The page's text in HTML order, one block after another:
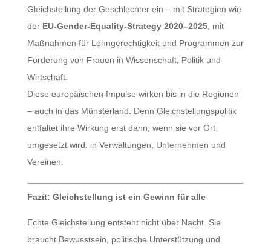
Gleichstellung der Geschlechter ein – mit Strategien wie
der EU-Gender-Equality-Strategy 2020–2025, mit
Maßnahmen für Lohngerechtigkeit und Programmen zur
Förderung von Frauen in Wissenschaft, Politik und
Wirtschaft.
Diese europäischen Impulse wirken bis in die Regionen
– auch in das Münsterland. Denn Gleichstellungspolitik
entfaltet ihre Wirkung erst dann, wenn sie vor Ort
umgesetzt wird: in Verwaltungen, Unternehmen und
Vereinen.
Fazit: Gleichstellung ist ein Gewinn für alle
Echte Gleichstellung entsteht nicht über Nacht. Sie
braucht Bewusstsein, politische Unterstützung und